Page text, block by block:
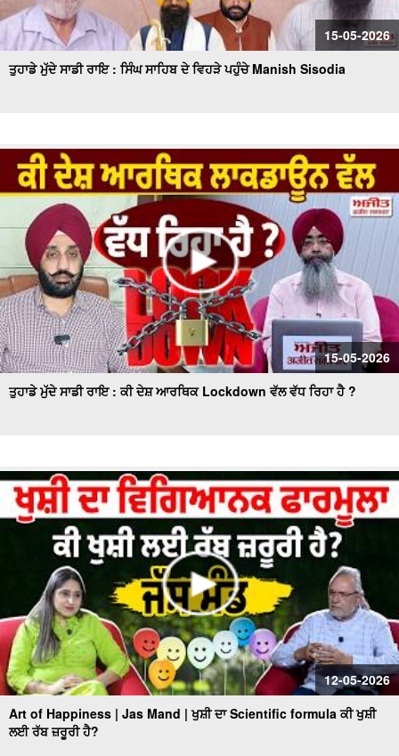
15-05-2026
ਤੁਹਾਡੇ ਮੁੱਦੇ ਸਾਡੀ ਰਾਇ : ਸਿੰਘ ਸਾਹਿਬ ਦੇ ਵਿਹੜੇ ਪਹੁੰਚੇ Manish Sisodia
15-05-2026
ਤੁਹਾਡੇ ਮੁੱਦੇ ਸਾਡੀ ਰਾਇ : ਕੀ ਦੇਸ਼ ਆਰਥਿਕ Lockdown ਵੱਲ ਵੱਧ ਰਿਹਾ ਹੈ ?
12-05-2026
Art of Happiness | Jas Mand | ਖੁਸ਼ੀ ਦਾ Scientific formula ਕੀ ਖੁਸ਼ੀ
ਲਈ ਰੱਬ ਜ਼ਰੂਰੀ ਹੈ?